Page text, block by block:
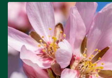
Suscribirme
y el entorno.